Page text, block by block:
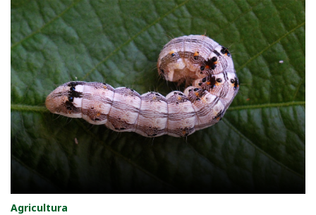
Agricultura